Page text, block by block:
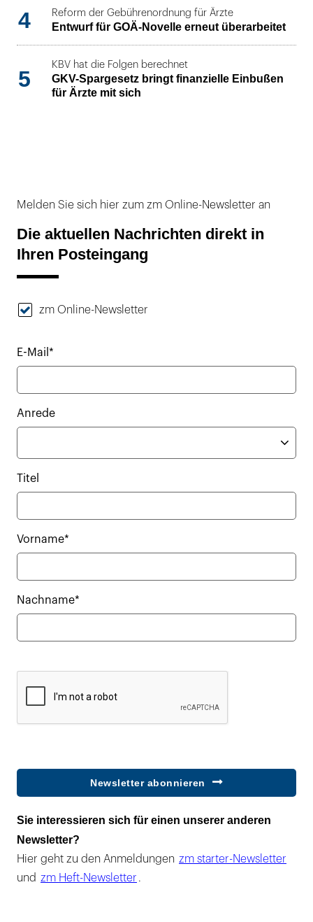
4 Reform der Gebührenordnung für Ärzte
Entwurf für GOÄ-Novelle erneut überarbeitet
5
KBV hat die Folgen berechnet
GKV-Spargesetz bringt finanzielle Einbußen
für Ärzte mit sich
Melden Sie sich hier zum zm Online-Newsletter an
Die aktuellen Nachrichten direkt in
Ihren Posteingang
zm Online-Newsletter
E-Mail*
Anrede
Titel
Vorname*
Nachname*
Newsletter abonnieren
Sie interessieren sich für einen unserer anderen
Newsletter?
Hier geht zu den Anmeldungen zm starter-Newsletter
und zm Heft-Newsletter .